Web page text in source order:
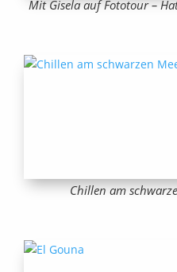
Mit Gisela auf Fototour –
Chillen am